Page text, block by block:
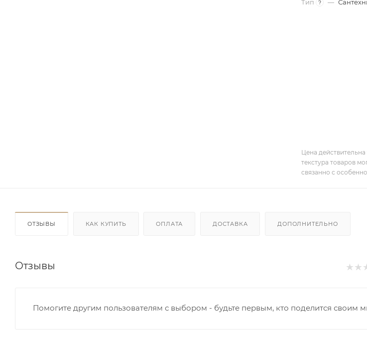
Тип
? —
Цена
текстура товаров
связанно с
ОТЗЫВЫ КАК КУПИТЬ ОПЛАТА ДОСТАВКА ДОПОЛНИТЕЛЬНО
Отзывы
Помогите другим пользователям с выбором - будьте первым, кто поделится своим